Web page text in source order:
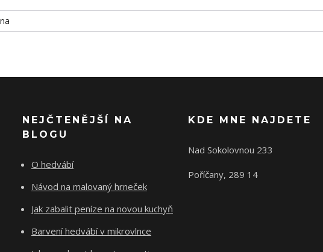
NEJČTENĚJŠÍ NA
BLOGU
O hedvábí
Návod na malovaný hrneček
Jak zabalit peníze na novou kuchyň
Barvení hedvábí v mikrovlnce
KDE MNE NAJDETE
Nad Sokolovnou 233
Poříčany, 289 14